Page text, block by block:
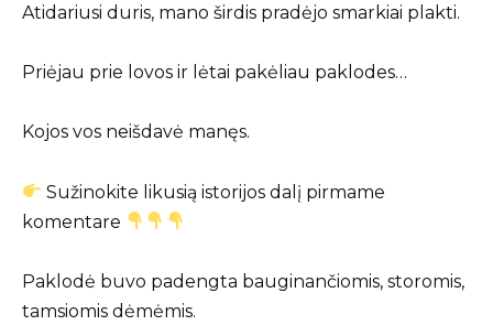
Atidariusi duris, mano širdis pradėjo smarkiai plakti.
Priėjau prie lovos ir lėtai pakėliau paklodes…
Kojos vos neišdavė manęs.
Sužinokite likusią istorijos dalį pirmame
komentare
Paklodė buvo padengta bauginančiomis, storomis,
tamsiomis dėmėmis.